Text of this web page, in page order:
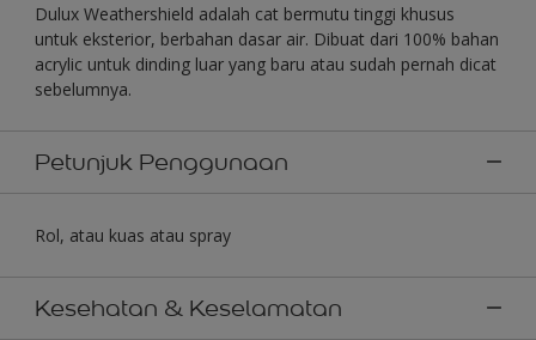
Dulux Weathershield adalah cat bermutu tinggi khusus
untuk eksterior, berbahan dasar air. Dibuat dari 100% bahan
acrylic untuk dinding luar yang baru atau sudah pernah dicat
sebelumnya.
Petunjuk Penggunaan
Rol, atau kuas atau spray
Kesehatan & Keselamatan